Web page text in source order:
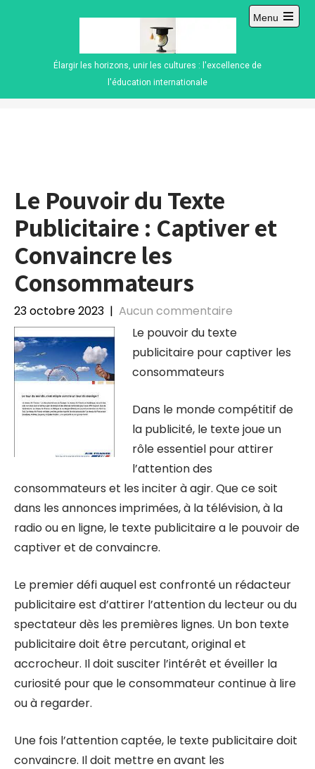
Élargir les horizons, unir les cultures : l'excellence de
l'éducation internationale
Menu
Open
Le Pouvoir du Texte
Publicitaire : Captiver et
Convaincre les
Consommateurs
23 octobre 2023 | Aucun commentaire
Le pouvoir du texte
publicitaire pour captiver les
consommateurs
Dans le monde compétitif de
la publicité, le texte joue un
rôle essentiel pour attirer
l’attention des
consommateurs et les inciter à agir. Que ce soit
dans les annonces imprimées, à la télévision, à la
radio ou en ligne, le texte publicitaire a le pouvoir de
captiver et de convaincre.
Le premier défi auquel est confronté un rédacteur
publicitaire est d’attirer l’attention du lecteur ou du
spectateur dès les premières lignes. Un bon texte
publicitaire doit être percutant, original et
accrocheur. Il doit susciter l’intérêt et éveiller la
curiosité pour que le consommateur continue à lire
ou à regarder.
Une fois l’attention captée, le texte publicitaire doit
convaincre. Il doit mettre en avant les